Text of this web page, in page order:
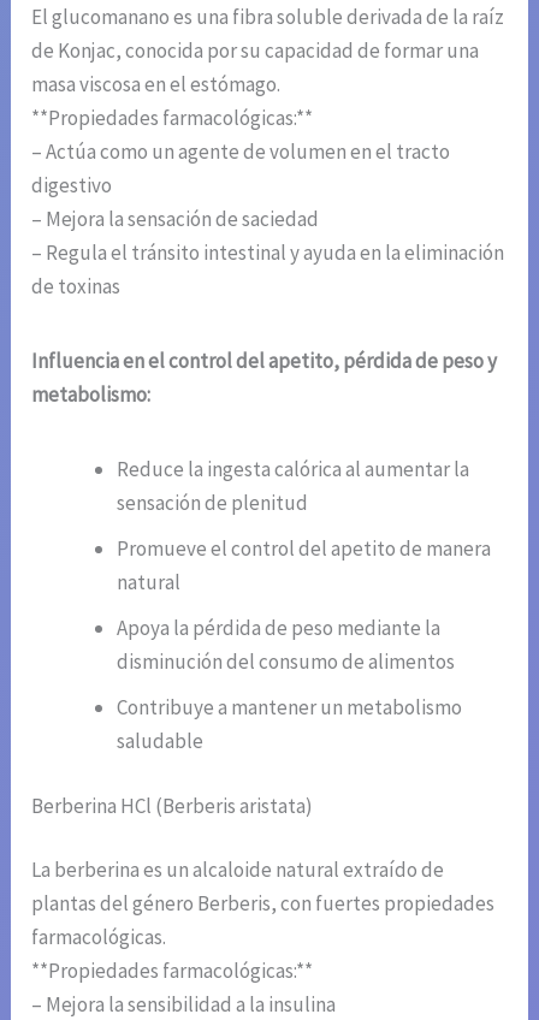
El glucomanano es una fibra soluble derivada de la raíz
de Konjac, conocida por su capacidad de formar una
masa viscosa en el estómago.
**Propiedades farmacológicas:**
– Actúa como un agente de volumen en el tracto
digestivo
– Mejora la sensación de saciedad
– Regula el tránsito intestinal y ayuda en la eliminación
de toxinas
Influencia en el control del apetito, pérdida de peso y
metabolismo:
Reduce la ingesta calórica al aumentar la
sensación de plenitud
Promueve el control del apetito de manera
natural
Apoya la pérdida de peso mediante la
disminución del consumo de alimentos
Contribuye a mantener un metabolismo
saludable
Berberina HCl (Berberis aristata)
La berberina es un alcaloide natural extraído de
plantas del género Berberis, con fuertes propiedades
farmacológicas.
**Propiedades farmacológicas:**
– Mejora la sensibilidad a la insulina